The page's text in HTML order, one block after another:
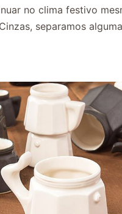
no clima festivo
separamos